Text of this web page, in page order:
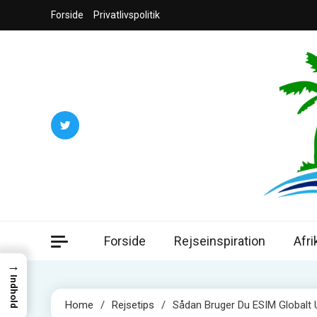
to
Forside Privatlivspolitik
Forside Rejseinspiration
Home Rejsetips Sådan Bruger Du ESIM Globalt
→
Indhold